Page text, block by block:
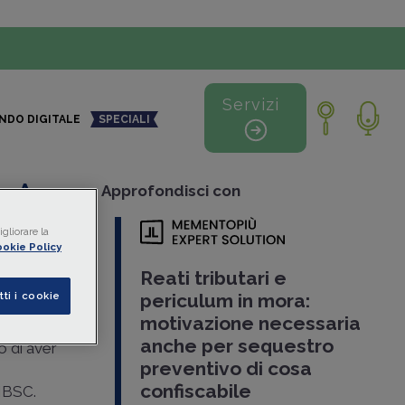
DIGITALE SPECIALI
Servizi
di aver
+ - Approfondisci con
Reati tributari e
periculum in mora:
motivazione necessaria
anche per sequestro
preventivo di cosa
confiscabile
la
Policy
i cookie